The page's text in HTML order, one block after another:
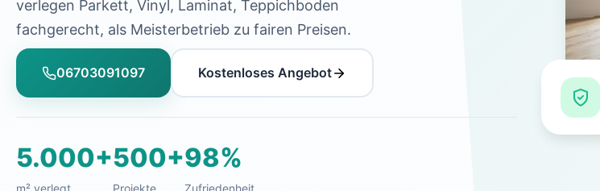
verlegen Parkett, Vinyl, Laminat, Teppichboden
fachgerecht, als Meisterbetrieb zu fairen Preisen.
06703091097 Kostenloses Angebot
5.000+
m² verlegt
500+
Projekte
98%
Zufriedenheit